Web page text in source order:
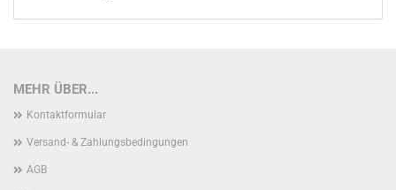
MEHR ÜBER...
Kontaktformular
Versand- & Zahlungsbedingungen
AGB